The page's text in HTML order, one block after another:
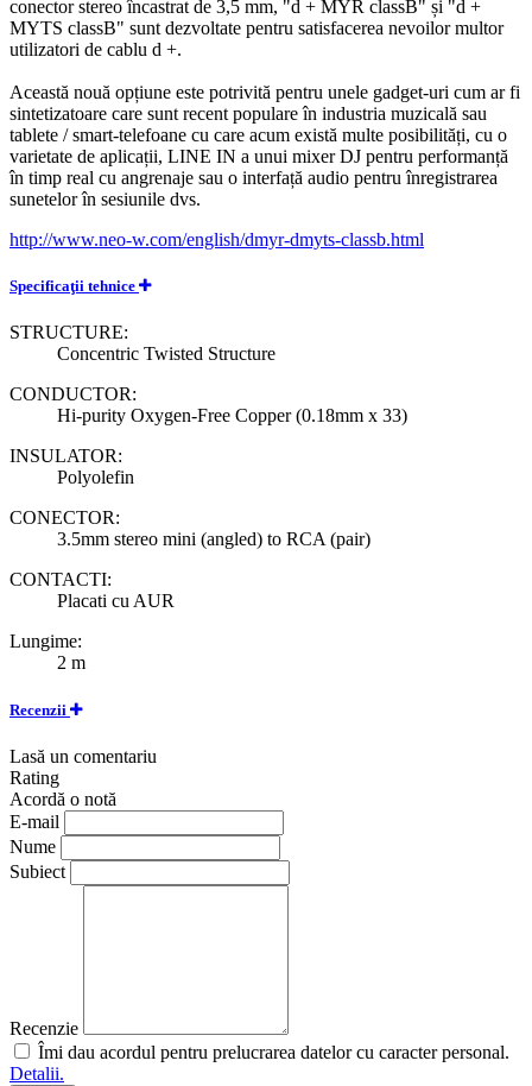
conector stereo încastrat de 3,5 mm, "d + MYR classB" și "d +
MYTS classB" sunt dezvoltate pentru satisfacerea nevoilor multor
utilizatori de cablu d +.
Această nouă opțiune este potrivită pentru unele gadget-uri cum ar fi
sintetizatoare care sunt recent populare în industria muzicală sau
tablete / smart-telefoane cu care acum există multe posibilități, cu o
varietate de aplicații, LINE IN a unui mixer DJ pentru performanță
în timp real cu angrenaje sau o interfață audio pentru înregistrarea
sunetelor în sesiunile dvs.
http://www.neo-w.com/english/dmyr-dmyts-classb.html
Specificaţii tehnice
STRUCTURE:
Concentric Twisted Structure
CONDUCTOR:
Hi-purity Oxygen-Free Copper (0.18mm x 33)
INSULATOR:
Polyolefin
CONECTOR:
3.5mm stereo mini (angled) to RCA (pair)
CONTACTI:
Placati cu AUR
Lungime:
2 m
Recenzii
Lasă un comentariu
Rating
Acordă o notă
E-mail
Nume
Subiect
Recenzie
Îmi dau acordul pentru prelucrarea datelor cu caracter personal.
Detalii.